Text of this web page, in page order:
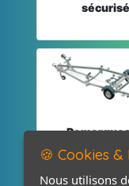
sécurisé
🍪 Cookies
Nous utilisons